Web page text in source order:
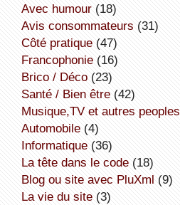
avec humour(18)
avis consommateurs (31)
côté pratique(47)
Francophonie(16)
Brico / Déco(23)
Santé / Bien être(42)
Musique,TV et autres peoples
Automobile(4)
informatique(36)
la tête dans le code(18)
Blog ou site avec PluXml (9)
la vie du site(3)